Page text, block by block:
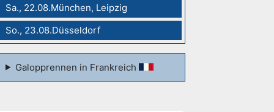
Sa., 22.08.München, Leipzig
So., 23.08.Düsseldorf
Galopprennen in Frankreich